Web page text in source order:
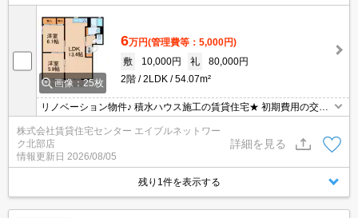
画像：25枚
6万円(管理費等：5,000円)
敷
10,000円 礼
80,000円
2階
2LDK 54.07m²
リノベーション物件♪ 積水ハウス施工の賃貸住宅★ 初期費用の交渉
は、賃貸住宅センターまで！！
株式会社賃貸住宅センター エイブルネットワー
ク北部店
情報更新日 2026/08/05
詳細を見る
残り1件を表示する